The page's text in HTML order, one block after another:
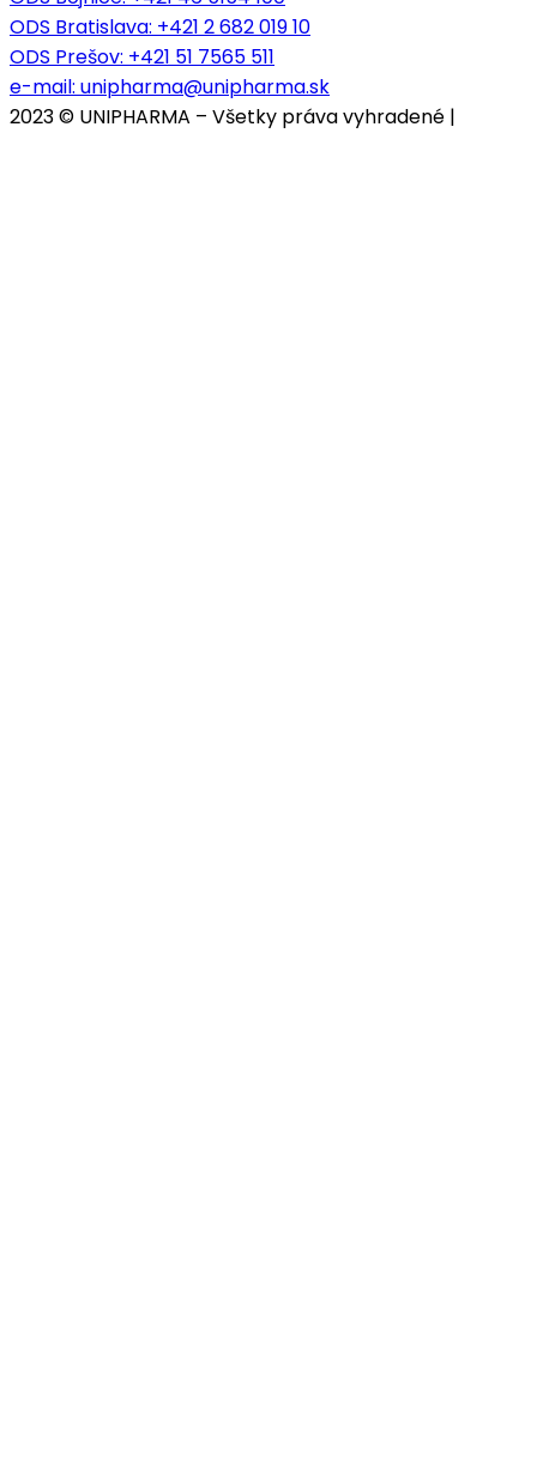
ODS Bratislava: +421 2 682 019 10
ODS Prešov: +421 51 7565 511
e-mail: unipharma@unipharma.sk
2023 © UNIPHARMA – Všetky práva vyhradené |